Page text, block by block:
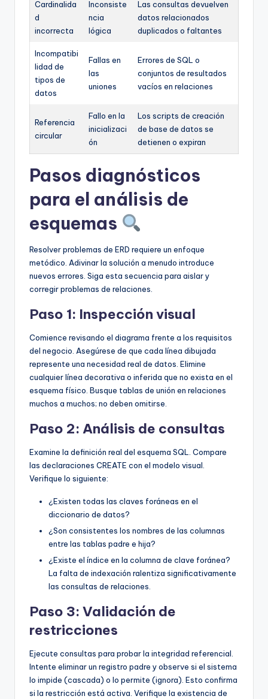
Cardinalida
d
incorrecta
Inconsiste
ncia
lógica
Las consultas devuelven
datos relacionados
duplicados o faltantes
Incompatibi
lidad de
tipos de
datos
Fallas en
las
uniones
Errores de SQL o
conjuntos de resultados
vacíos en relaciones
Referencia
circular
Fallo en la
inicializaci
ón
Los scripts de creación
de base de datos se
detienen o expiran
Pasos diagnósticos
para el análisis de
esquemas
Resolver problemas de ERD requiere un enfoque
metódico. Adivinar la solución a menudo introduce
nuevos errores. Siga esta secuencia para aislar y
corregir problemas de relaciones.
Paso 1: Inspección visual
Comience revisando el diagrama frente a los requisitos
del negocio. Asegúrese de que cada línea dibujada
represente una necesidad real de datos. Elimine
cualquier línea decorativa o inferida que no exista en el
esquema físico. Busque tablas de unión en relaciones
muchos a muchos; no deben omitirse.
Paso 2: Análisis de consultas
Examine la definición real del esquema SQL. Compare
las declaraciones CREATE con el modelo visual.
Verifique lo siguiente:
¿Existen todas las claves foráneas en el
diccionario de datos?
¿Son consistentes los nombres de las columnas
entre las tablas padre e hija?
¿Existe el índice en la columna de clave foránea?
La falta de indexación ralentiza significativamente
las consultas de relaciones.
Paso 3: Validación de
restricciones
Ejecute consultas para probar la integridad referencial.
Intente eliminar un registro padre y observe si el sistema
lo impide (cascada) o lo permite (ignora). Esto confirma
si la restricción está activa. Verifique la existencia de